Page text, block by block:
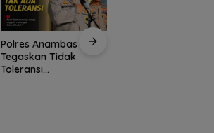
Polres Anambas
Tegaskan Tidak
Toleransi